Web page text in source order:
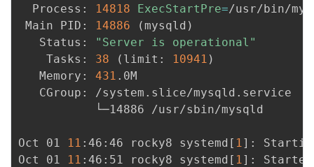
  Process:
14818 ExecStartPre=/usr/bin/
Main PID:
14886 ( mysqld )
   Status:
"Server is operational"
    Tasks:
38 ( limit: 10941 )
   Memory:
431 .0M
   CGroup: /system.slice/mysqld.service
           └─14886 /usr/sbin/mysqld
Oct 01 11 :46:46 rocky8 systemd [ 1] : Starting
Oct 01
11 :46:51 rocky8 systemd [ 1] : Started